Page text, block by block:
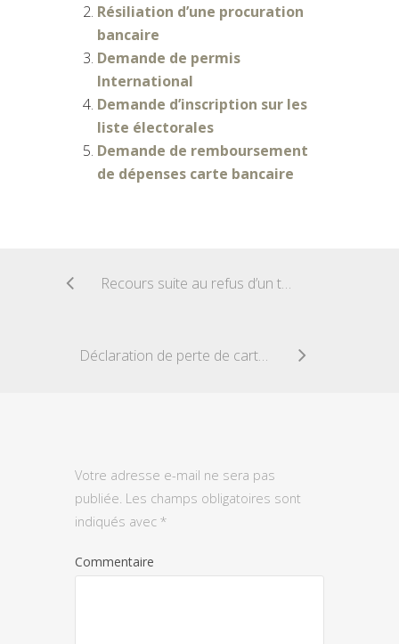
Résiliation d’une procuration
bancaire
Demande de permis
International
Demande d’inscription sur les
liste électorales
Demande de remboursement
de dépenses carte bancaire
Recours suite au refus d’un titre de séjour
Déclaration de perte de carte électorale
Votre adresse e-mail ne sera pas
publiée. Les champs obligatoires sont
indiqués avec *
Commentaire